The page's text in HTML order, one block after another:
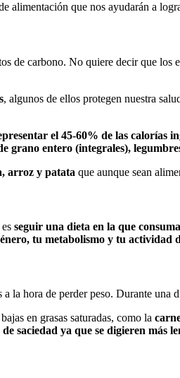
alimentación que nos ayudarán a
de carbono. No quiere decir que los
, algunos de ellos protegen nuestra
el 45-60% de las calorías
grano entero (integrales),
arroz y patata que aunque sean
seguir una dieta en la que
tu metabolismo y tu actividad
la hora de perder peso. Durante una
en grasas saturadas, como la
saciedad ya que se digieren más